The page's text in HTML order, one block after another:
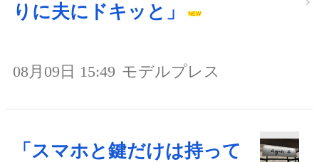
りに夫にドキッと」
08月09日 15:49 モデルプレス
「スマホと鍵だけは持って